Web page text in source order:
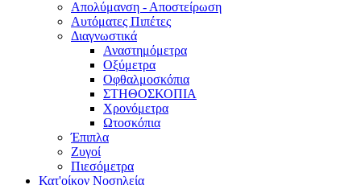
Απολύμανση - Αποστείρωση
Αυτόματες Πιπέτες
Διαγνωστικά
Αναστημόμετρα
Οξύμετρα
Οφθαλμοσκόπια
ΣΤΗΘΟΣΚΟΠΙΑ
Χρονόμετρα
Ωτοσκόπια
Έπιπλα
Ζυγοί
Πιεσόμετρα
Κατ'οίκον Νοσηλεία